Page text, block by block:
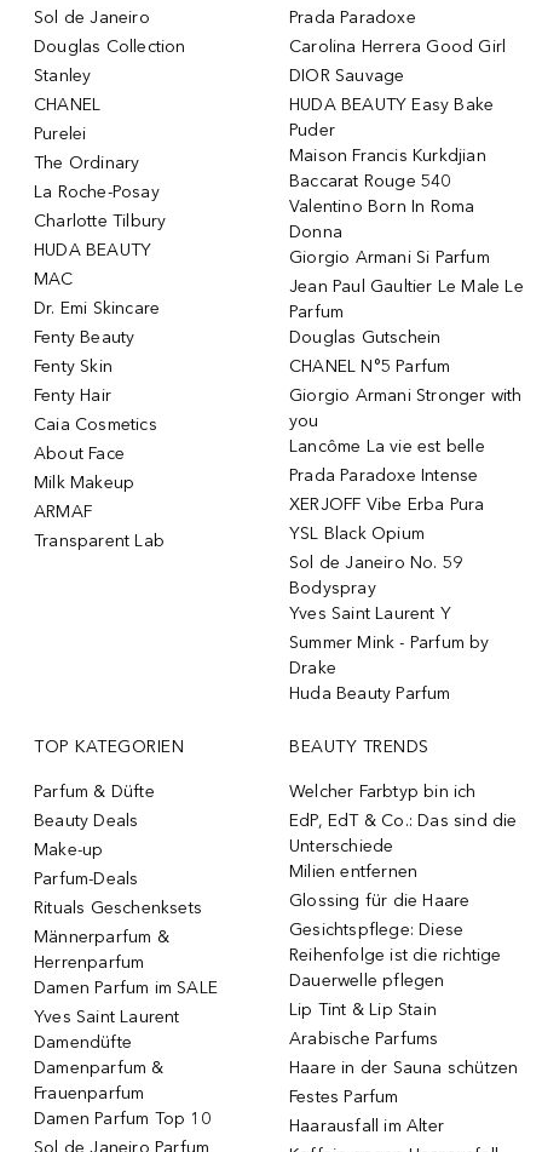
Sol de Janeiro
Douglas Collection
Stanley
CHANEL
Purelei
The Ordinary
La Roche-Posay
Charlotte Tilbury
HUDA BEAUTY
MAC
Dr. Emi Skincare
Fenty Beauty
Fenty Skin
Fenty Hair
Caia Cosmetics
About Face
Milk Makeup
ARMAF
Transparent Lab
Prada Paradoxe
Carolina Herrera Good Girl
DIOR Sauvage
HUDA BEAUTY Easy Bake
Puder
Maison Francis Kurkdjian
Baccarat Rouge 540
Valentino Born In Roma
Donna
Giorgio Armani Si Parfum
Jean Paul Gaultier Le Male Le
Parfum
Douglas Gutschein
CHANEL N°5 Parfum
Giorgio Armani Stronger with
you
Lancôme La vie est belle
Prada Paradoxe Intense
XERJOFF Vibe Erba Pura
YSL Black Opium
Sol de Janeiro No. 59
Bodyspray
Yves Saint Laurent Y
Summer Mink - Parfum by
Drake
Huda Beauty Parfum
TOP KATEGORIEN
Parfum & Düfte
Beauty Deals
Make-up
Parfum-Deals
Rituals Geschenksets
Männerparfum &
Herrenparfum
Damen Parfum im SALE
Yves Saint Laurent
Damendüfte
Damenparfum &
Frauenparfum
Damen Parfum Top 10
Sol de Janeiro Parfum
BEAUTY TRENDS
Welcher Farbtyp bin ich
EdP, EdT & Co.: Das sind die
Unterschiede
Milien entfernen
Glossing für die Haare
Gesichtspflege: Diese
Reihenfolge ist die richtige
Dauerwelle pflegen
Lip Tint & Lip Stain
Arabische Parfums
Haare in der Sauna schützen
Festes Parfum
Haarausfall im Alter